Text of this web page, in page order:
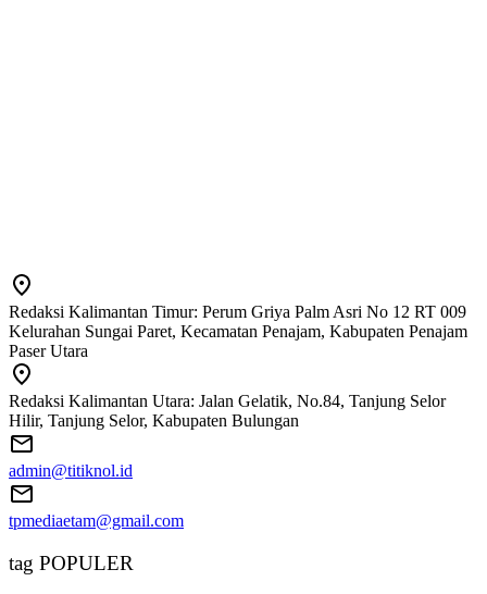
Redaksi Kalimantan Timur: Perum Griya Palm Asri No 12 RT 009
Kelurahan Sungai Paret, Kecamatan Penajam, Kabupaten Penajam
Paser Utara
Redaksi Kalimantan Utara: Jalan Gelatik, No.84, Tanjung Selor
Hilir, Tanjung Selor, Kabupaten Bulungan
admin@titiknol.id
tpmediaetam@gmail.com
tag POPULER